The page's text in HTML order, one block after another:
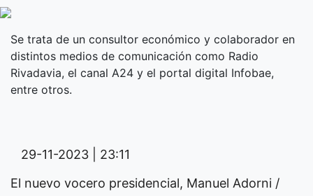
Se trata de un consultor económico y colaborador en
distintos medios de comunicación como Radio
Rivadavia, el canal A24 y el portal digital Infobae,
entre otros.
29-11-2023 | 23:11
El nuevo vocero presidencial, Manuel Adorni /